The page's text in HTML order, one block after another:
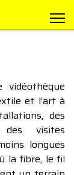
vidéothèque
et l’art à
des
visites
longues
la fibre, le fil